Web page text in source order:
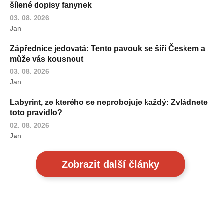
šílené dopisy fanynek
03. 08. 2026
Jan
Zápřednice jedovatá: Tento pavouk se šíří Českem a
může vás kousnout
03. 08. 2026
Jan
Labyrint, ze kterého se neprobojuje každý: Zvládnete
toto pravidlo?
02. 08. 2026
Jan
Zobrazit další články